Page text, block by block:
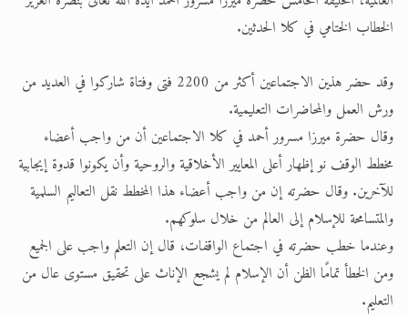
الخطاب الختامي في كلا الحدثين.
وقد حضر هذين الاجتماعين أكثر من 2200 فتى وفتاة شاركوا في العديد من
ورش العمل والمحاضرات التعليمية.
وقال حضرة ميرزا مسرور أحمد في كلا الاجتماعين أن من واجب أعضاء
مخطط الوقف نو إظهار أعلى المعايير الأخلاقية والروحية وأن يكونوا قدوة إيجابية
للآخرين. وقال حضرته إن من واجب أعضاء هذا المخطط نقل التعاليم السلمية
والمتسامحة للإسلام إلى العالم من خلال سلوكهم.
وعندما خطب حضرته في اجتماع الواقفات، قال إن التعلم واجب على الجميع
ومن الخطأ تمامًا الظن أن الإسلام لم يشجع الإناث على تحقيق مستوى عال من
التعليم.